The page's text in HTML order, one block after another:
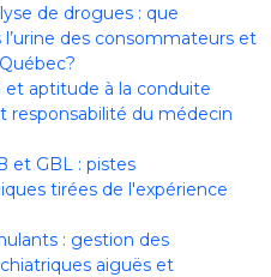
de drogues : que
des consommateurs et
et aptitude à la conduite
responsabilité du médecin
et GBL : pistes
tirées de l'expérience
: gestion des
aiguës et